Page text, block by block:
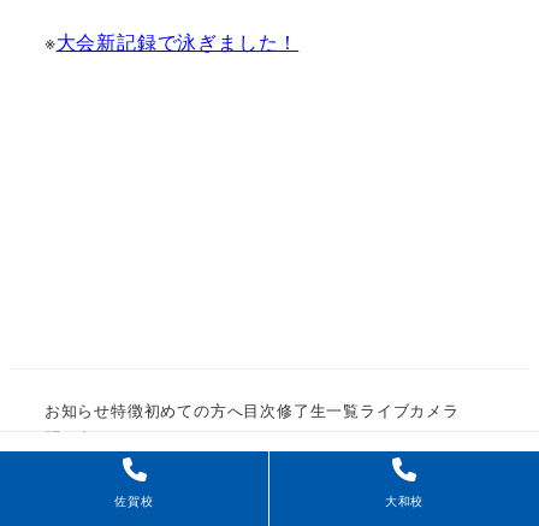
※大会新記録で泳ぎました！
お知らせ特徴初めての方へ目次修了生一覧ライブカメラ
問い合せ
佐賀校 大和校